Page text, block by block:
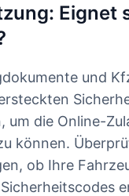
Eignet
und
um die Online-
können.
ob Ihre